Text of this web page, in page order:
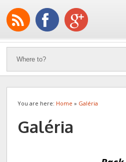
You are here: Home » Galéria
Galéria